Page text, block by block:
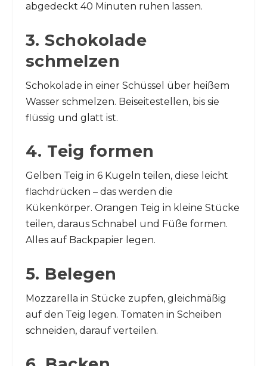
abgedeckt 40 Minuten ruhen lassen.
3. Schokolade
schmelzen
Schokolade in einer Schüssel über heißem
Wasser schmelzen. Beiseitestellen, bis sie
flüssig und glatt ist.
4. Teig formen
Gelben Teig in 6 Kugeln teilen, diese leicht
flachdrücken – das werden die
Kükenkörper. Orangen Teig in kleine Stücke
teilen, daraus Schnabel und Füße formen.
Alles auf Backpapier legen.
5. Belegen
Mozzarella in Stücke zupfen, gleichmäßig
auf den Teig legen. Tomaten in Scheiben
schneiden, darauf verteilen.